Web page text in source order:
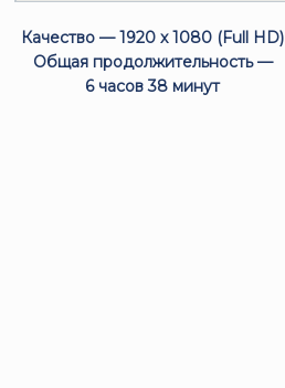
Качество — 1920 x 1080 (Full HD)
Общая продолжительность —
6 часов 38 минут